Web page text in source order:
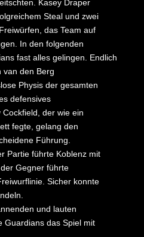
Kasey Draper
Steal und zwei
das Team auf
In den folgenden
fast alles gelingen. Endlich
van den Berg
Physis der gesamten
defensives
der wie ein
fegte, gelang den
Führung.
Partie führte Koblenz mit
Gegner führte
Sicher konnte
und lauten
Guardians das Spiel mit